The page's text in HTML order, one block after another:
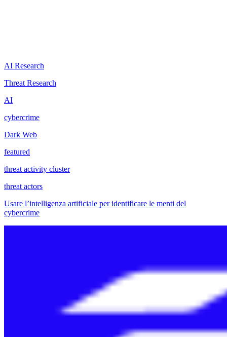
AI Research
Threat Research
AI
cybercrime
Dark Web
featured
threat activity cluster
threat actors
Usare l’intelligenza artificiale per identificare le menti del
cybercrime